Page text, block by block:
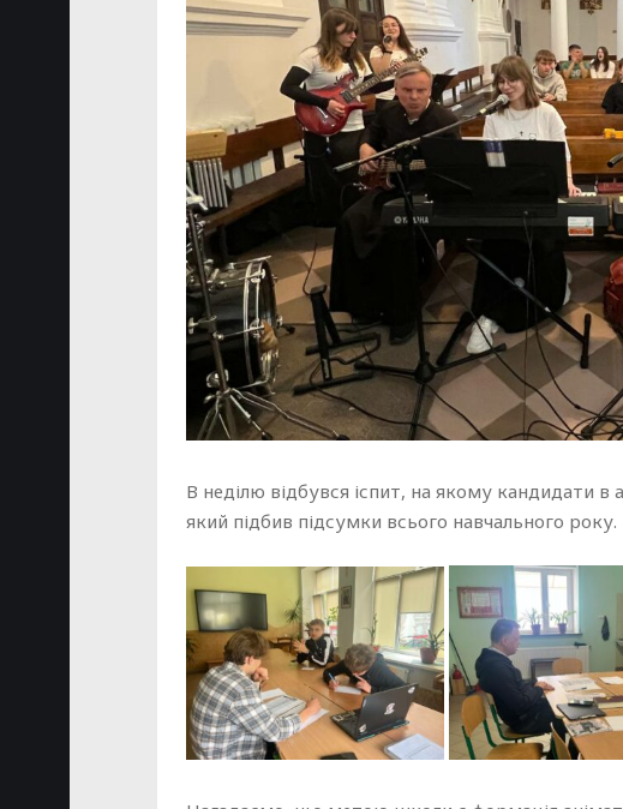
В неділю відбувся іспит, на якому кандидати в
який підбив підсумки всього навчального року.